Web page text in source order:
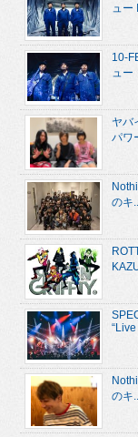
ュー
10-
ュー
ヤバ
パワ
のキ...
“Live
のキ...